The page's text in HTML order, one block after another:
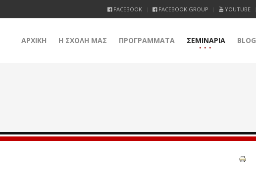
FACEBOOK FACEBOOK GROUP YOUTUBE
ΑΡΧΙΚΗ Η ΣΧΟΛΗ ΜΑΣ ΠΡΟΓΡΑΜΜΑΤΑ ΣΕΜΙΝΑΡΙΑ BLOG